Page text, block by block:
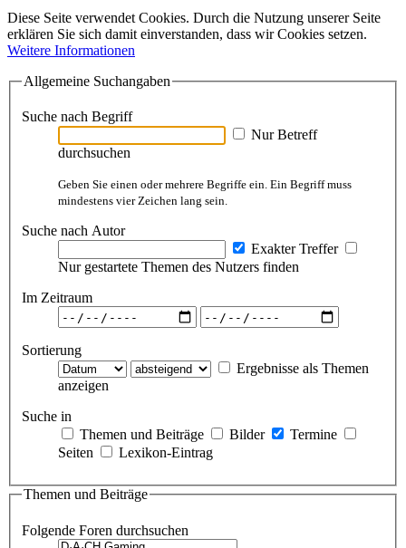
Diese Seite verwendet Cookies. Durch die Nutzung unserer Seite
erklären Sie sich damit einverstanden, dass wir Cookies setzen.
Weitere Informationen
Allgemeine Suchangaben
Suche nach Begriff
Nur Betreff
durchsuchen
Geben Sie einen oder mehrere Begriffe ein. Ein Begriff muss
mindestens vier Zeichen lang sein.
Suche nach Autor
Exakter Treffer
Nur gestartete Themen des Nutzers finden
Im Zeitraum
Sortierung
Ergebnisse als Themen
anzeigen
Suche in
Themen und Beiträge
Bilder
Termine
Seiten
Lexikon-Eintrag
Themen und Beiträge
Folgende Foren durchsuchen